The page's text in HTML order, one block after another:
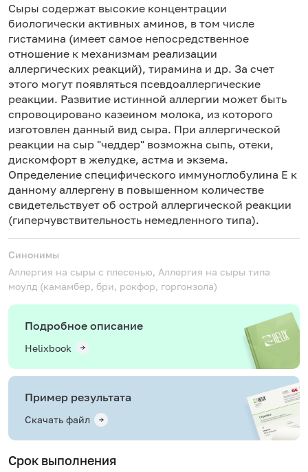
Сыры содержат высокие концентрации
биологически активных аминов, в том числе
гистамина (имеет самое непосредственное
отношение к механизмам реализации
аллергических реакций), тирамина и др. За счет
этого могут появляться псевдоаллергические
реакции. Развитие истинной аллергии может быть
спровоцировано казеином молока, из которого
изготовлен данный вид сыра. При аллергической
реакции на сыр "чеддер" возможна сыпь, отеки,
дискомфорт в желудке, астма и экзема.
Определение специфического иммуноглобулина Е к
данному аллергену в повышенном количестве
свидетельствует об острой аллергической реакции
(гиперчувствительность немедленного типа).
Синонимы
Аллергия на сыры с плесенью, Аллергия на сыры типа
моулд (камамбер, бри, рокфор, горгонзола)
Подробное описание
Helixbook
Пример результата
Скачать файл
Срок выполнения